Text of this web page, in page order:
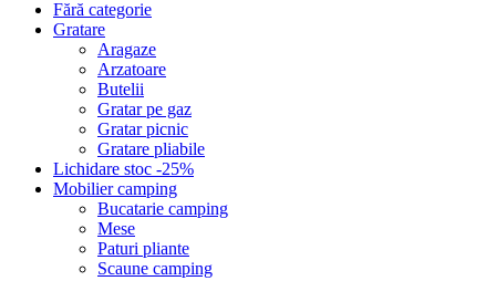
Fără categorie
Gratare
Aragaze
Arzatoare
Butelii
Gratar pe gaz
Gratar picnic
Gratare pliabile
Lichidare stoc -25%
Mobilier camping
Bucatarie camping
Mese
Paturi pliante
Scaune camping